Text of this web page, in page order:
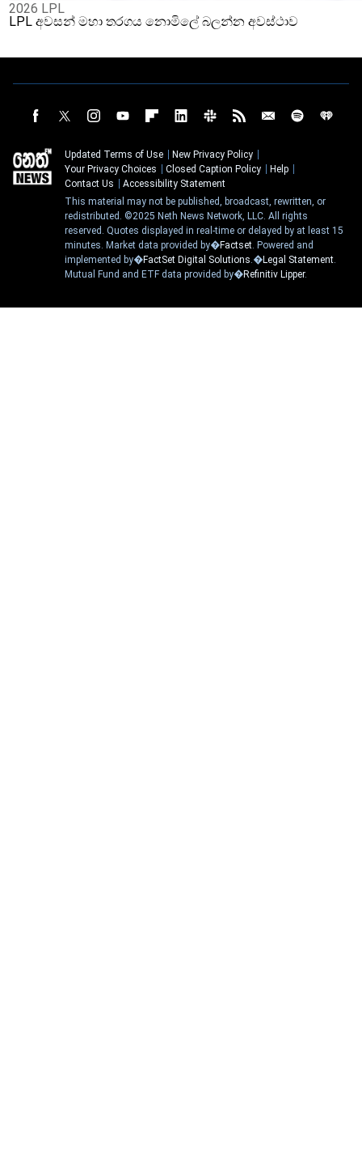
2026 LPL
LPL අවසන් මහා තරගය නොමිලේ බලන්න අවස්ථාව
Updated Terms of Use
New Privacy Policy
Your Privacy Choices
Closed Caption Policy
Help
Contact Us
Accessibility Statement
This material may not be published, broadcast, rewritten, or
redistributed. ©2025 Neth News Network, LLC. All rights
reserved. Quotes displayed in real-time or delayed by at least 15
minutes. Market data provided by�Factset. Powered and
implemented by�FactSet Digital Solutions.�Legal Statement.
Mutual Fund and ETF data provided by�Refinitiv Lipper.